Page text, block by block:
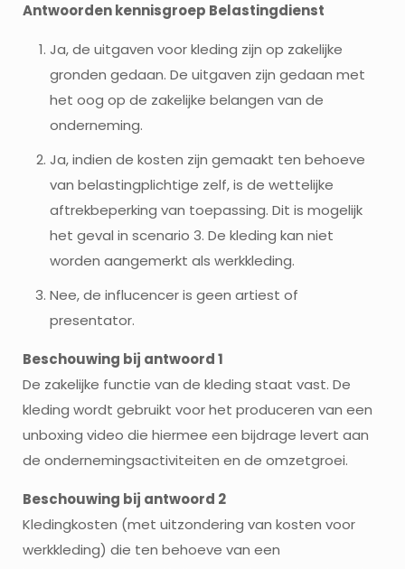
Antwoorden kennisgroep Belastingdienst
Ja, de uitgaven voor kleding zijn op zakelijke
gronden gedaan. De uitgaven zijn gedaan met
het oog op de zakelijke belangen van de
onderneming.
Ja, indien de kosten zijn gemaakt ten behoeve
van belastingplichtige zelf, is de wettelijke
aftrekbeperking van toepassing. Dit is mogelijk
het geval in scenario 3. De kleding kan niet
worden aangemerkt als werkkleding.
Nee, de influcencer is geen artiest of
presentator.
Beschouwing bij antwoord 1
De zakelijke functie van de kleding staat vast. De
kleding wordt gebruikt voor het produceren van een
unboxing video die hiermee een bijdrage levert aan
de ondernemingsactiviteiten en de omzetgroei.
Beschouwing bij antwoord 2
Kledingkosten (met uitzondering van kosten voor
werkkleding) die ten behoeve van een